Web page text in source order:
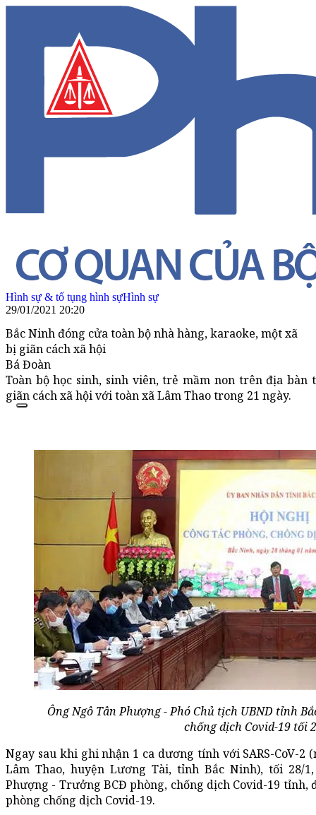
Hình sự & tố tụng hình sựHình sự
29/01/2021 20:20
Bắc Ninh đóng cửa toàn bộ nhà hàng, karaoke, một xã
bị giãn cách xã hội
Bá Đoàn
Toàn bộ học sinh, sinh viên, trẻ mầm non trên địa
giãn cách xã hội với toàn xã Lâm Thao trong 21 ngày.
Ông Ngô Tân Phượng - Phó Chủ tịch UBND tỉnh
chống dịch Covid-19 tối
Ngay sau khi ghi nhận 1 ca dương tính với SARS-CoV-2
Lâm Thao, huyện Lương Tài, tỉnh Bắc Ninh), tối 28/
Phượng - Trưởng BCĐ phòng, chống dịch Covid-19 tỉnh,
phòng chống dịch Covid-19.